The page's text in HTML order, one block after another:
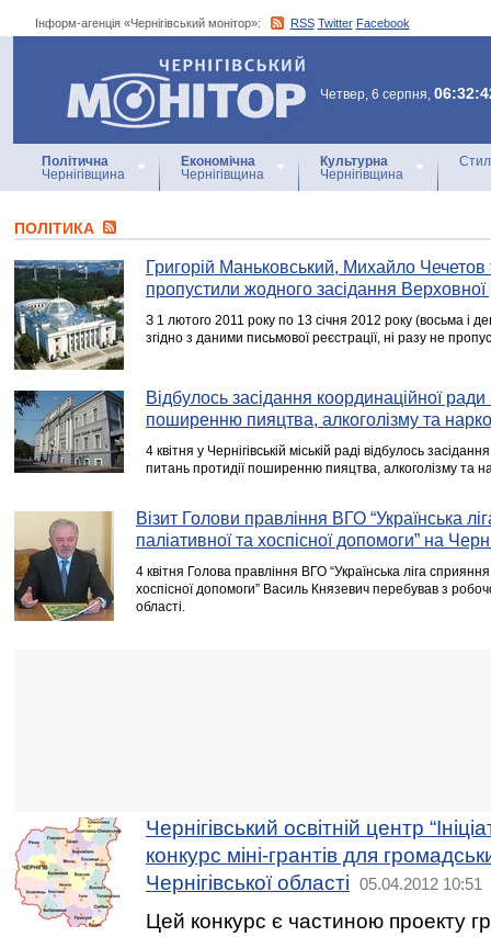
Інформ-агенція «Чернігівський монітор»: RSS Twitter Facebook
Інформ-агенція
«Чернігівський монітор»
Четвер, 6 серпня,
Політична
Чернігівщина
Економічна
Чернігівщина
Культурна
Чернігівщина
ПОЛІТИКА
Григорій Маньковський, Михайло Чечетов
пропустили жодного засідання
З 1 лютого 2011 року по 13 січня 2012 року (восьма і
згідно з даними письмової реєстрації, ні разу не
Відбулось засідання координаційної ради
поширенню пияцтва, алкоголізму та
4 квітня у Чернігівській міській раді відбулось
питань протидії поширенню пияцтва, алкоголізму та
Візит Голови правління ВГО “Українська
паліативної та хоспісної допомоги” на
4 квітня Голова правління ВГО “Українська ліга
хоспісної допомоги” Василь Князевич перебував з
області.
Чернігівський освітній центр
конкурс міні-грантів для
Чернігівської області
05.04.2012 10:51
Цей конкурс є частиною проекту